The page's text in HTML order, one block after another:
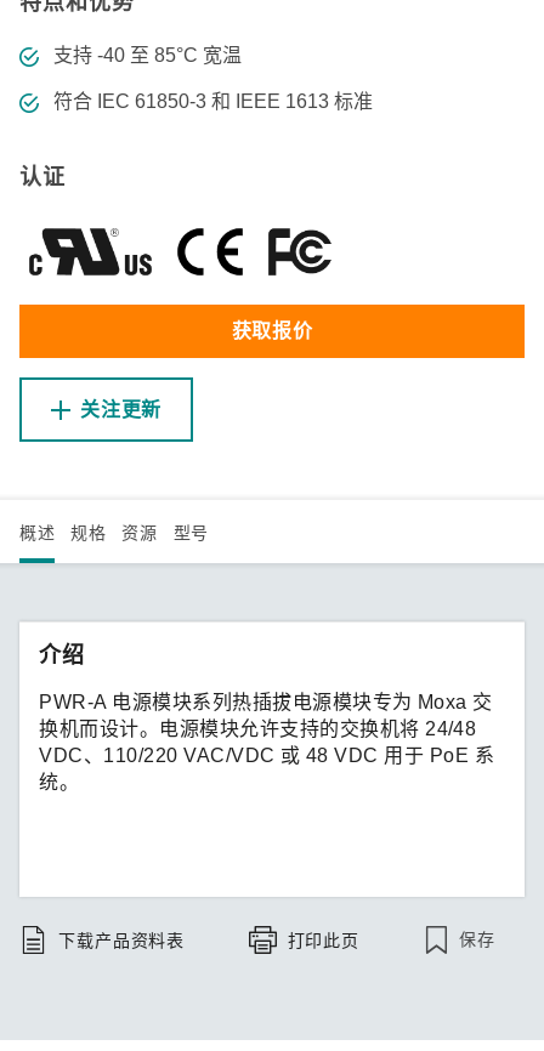
支持 -40 至 85°C 宽温
符合 IEC 61850-3 和 IEEE 1613 标准
认证
获取报价
关注更新
概述 规格 资源 型号
介绍
PWR-A 电源模块系列热插拔电源模块专为 Moxa 交
换机而设计。电源模块允许支持的交换机将 24/48
VDC、110/220 VAC/VDC 或 48 VDC 用于 PoE 系
统。
下载产品资料表 打印此页 保存